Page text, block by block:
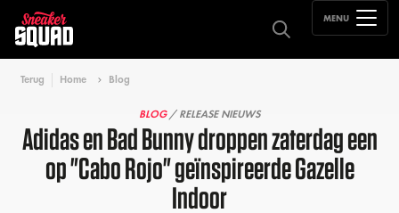
MENU
Terug Home Blog
BLOG/ RELEASE NIEUWS
Adidas en Bad Bunny droppen zaterdag een
op "Cabo Rojo" geïnspireerde Gazelle
Indoor